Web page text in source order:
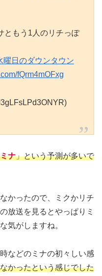
ともう1人のリチっぽ
曜日のダウンタウン
fQrm4mOFxg
ミナ」という予測が多いで
かったので、ミクかリチ
放送を見るとやっぱりミ
気がしますね。
などのミナの初々しい感
かったという感じでした